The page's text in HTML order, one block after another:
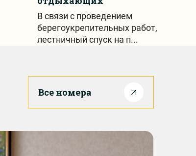
В связи с проведением
берегоукрепительных работ,
лестничный спуск на п...
Все номера